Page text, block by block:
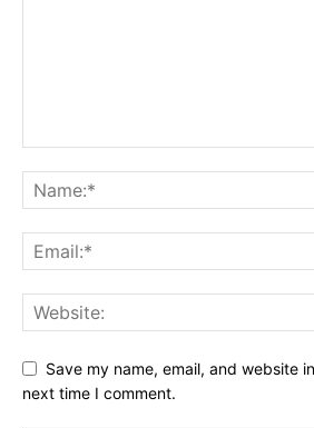
Save my name, email, and website
next time I comment.